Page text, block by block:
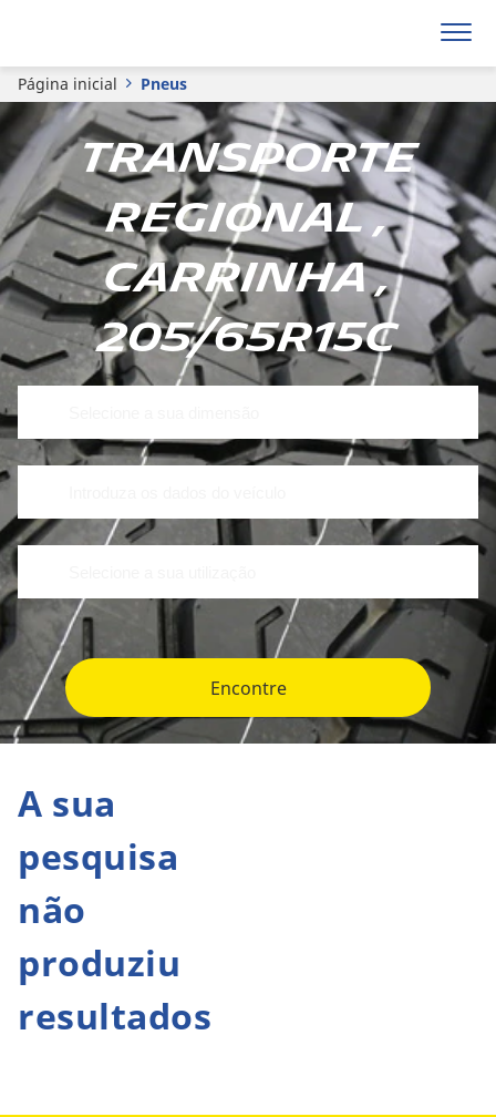
Página inicial Pneus
Transporte
regional ,
Carrinha ,
205/65R15C
Encontre
A sua
pesquisa
não
produziu
resultados